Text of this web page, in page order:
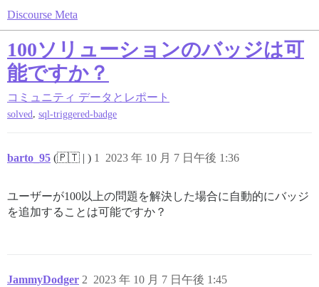
Discourse Meta
100ソリューションのバッジは可
能ですか？
コミュニティ データとレポート
solved, sql-triggered-badge
barto_95 (🇵🇹 | ) 2023 年 10 月 7 日午後 1:36
1
ユーザーが100以上の問題を解決した場合に自動的にバッジ
を追加することは可能ですか？
JammyDodger 2023 年 10 月 7 日午後 1:45
2